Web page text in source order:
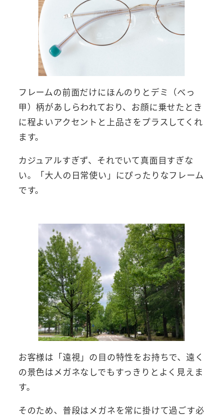
フレームの前面だけにほんのりとデミ（べっ
甲）柄があしらわれており、お顔に乗せたとき
に程よいアクセントと上品さをプラスしてくれ
ます。
カジュアルすぎず、それでいて真面目すぎな
い。「大人の日常使い」にぴったりなフレーム
です。
お客様は「遠視」の目の特性をお持ちで、遠く
の景色はメガネなしでもすっきりとよく見えま
す。
そのため、普段はメガネを常に掛けて過ごす必